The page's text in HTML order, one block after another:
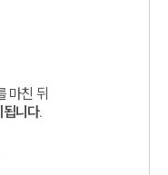
마친 뒤
니다.